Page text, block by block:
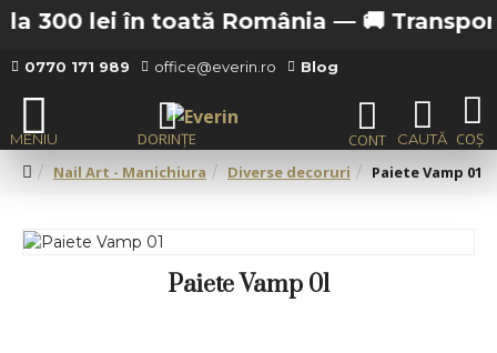
300 lei în toată România — 🚚 Transport
0770 171 989 office@everin.ro Blog
Nail Art - Manichiura Diverse decoruri Paiete Vamp 01
Paiete Vamp 01